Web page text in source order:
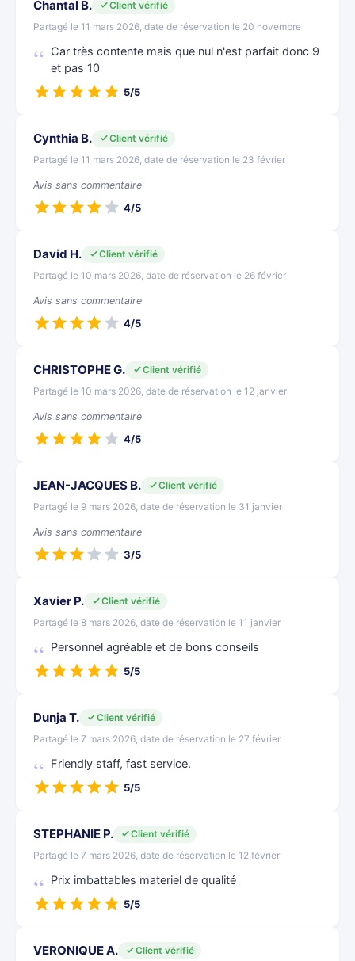
Chantal B.
Client vérifié
Partagé le 11 mars 2026, date de réservation le 20 novembre
Car très contente mais que nul n'est parfait donc 9
et pas 10
5/5
Cynthia B.
Client vérifié
Partagé le 11 mars 2026, date de réservation le 23 février
Avis sans commentaire
4/5
David H.
Client vérifié
Partagé le 10 mars 2026, date de réservation le 26 février
Avis sans commentaire
4/5
CHRISTOPHE G.
Client vérifié
Partagé le 10 mars 2026, date de réservation le 12 janvier
Avis sans commentaire
4/5
JEAN-JACQUES B.
Client vérifié
Partagé le 9 mars 2026, date de réservation le 31 janvier
Avis sans commentaire
3/5
Xavier P.
Client vérifié
Partagé le 8 mars 2026, date de réservation le 11 janvier
Personnel agréable et de bons conseils
5/5
Dunja T.
Client vérifié
Partagé le 7 mars 2026, date de réservation le 27 février
Friendly staff, fast service.
5/5
STEPHANIE P.
Client vérifié
Partagé le 7 mars 2026, date de réservation le 12 février
Prix imbattables materiel de qualité
5/5
VERONIQUE A.
Client vérifié